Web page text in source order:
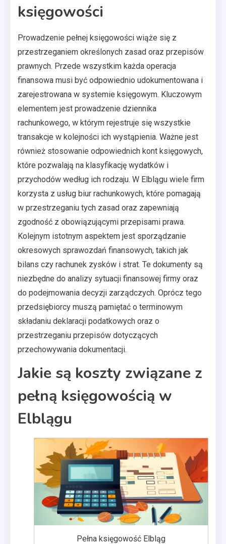
księgowości
Prowadzenie pełnej księgowości wiąże się z
przestrzeganiem określonych zasad oraz przepisów
prawnych. Przede wszystkim każda operacja
finansowa musi być odpowiednio udokumentowana i
zarejestrowana w systemie księgowym. Kluczowym
elementem jest prowadzenie dziennika
rachunkowego, w którym rejestruje się wszystkie
transakcje w kolejności ich wystąpienia. Ważne jest
również stosowanie odpowiednich kont księgowych,
które pozwalają na klasyfikację wydatków i
przychodów według ich rodzaju. W Elblągu wiele firm
korzysta z usług biur rachunkowych, które pomagają
w przestrzeganiu tych zasad oraz zapewniają
zgodność z obowiązującymi przepisami prawa.
Kolejnym istotnym aspektem jest sporządzanie
okresowych sprawozdań finansowych, takich jak
bilans czy rachunek zysków i strat. Te dokumenty są
niezbędne do analizy sytuacji finansowej firmy oraz
do podejmowania decyzji zarządczych. Oprócz tego
przedsiębiorcy muszą pamiętać o terminowym
składaniu deklaracji podatkowych oraz o
przestrzeganiu przepisów dotyczących
przechowywania dokumentacji.
Jakie są koszty związane z
pełną księgowością w
Elblągu
Pełna księgowość Elbląg